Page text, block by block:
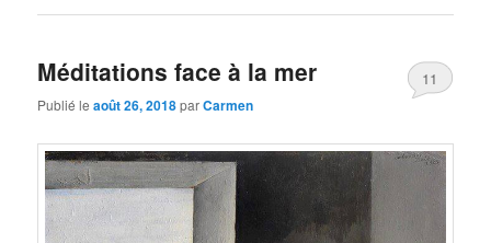
Méditations face à la mer
Publié leaoût 26, 2018parCarmen
11